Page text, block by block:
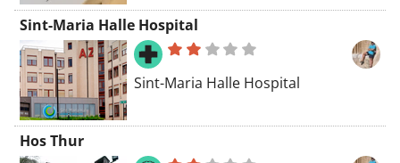
mellow cakes.
Sint-Maria Halle Hospital
Sint-Maria Halle Hospital
Hos Thur